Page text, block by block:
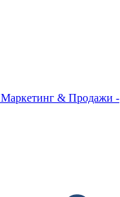
Маркетинг & Продажи -